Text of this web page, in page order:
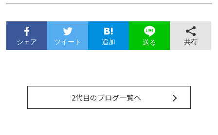
シェア ツイート 追加 送る 共有
2代目のブログ一覧へ